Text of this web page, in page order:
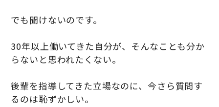
でも聞けないのです。
30年以上働いてきた自分が、そんなことも分か
らないと思われたくない。
後輩を指導してきた立場なのに、今さら質問す
るのは恥ずかしい。